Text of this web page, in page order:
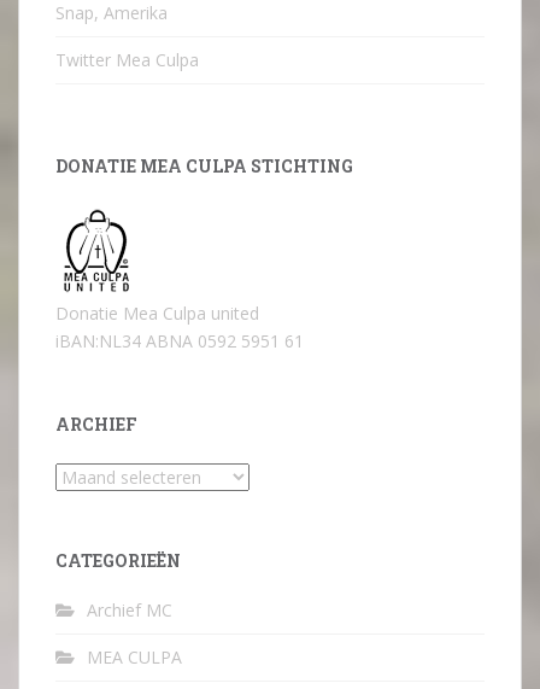
Snap, Amerika
Twitter Mea Culpa
DONATIE MEA CULPA STICHTING
Donatie Mea Culpa united
iBAN:NL34 ABNA 0592 5951 61
ARCHIEF
Archief
CATEGORIEËN
Archief MC
MEA CULPA